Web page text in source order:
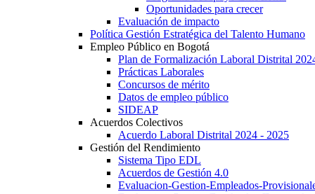
Oportunidades para crecer
Evaluación de impacto
Política Gestión Estratégica del Talento Humano
Empleo Público en Bogotá
Plan de Formalización Laboral Distrital
Prácticas Laborales
Concursos de mérito
Datos de empleo público
SIDEAP
Acuerdos Colectivos
Acuerdo Laboral Distrital 2024 - 2025
Gestión del Rendimiento
Sistema Tipo EDL
Acuerdos de Gestión 4.0
Evaluacion-Gestion-Empleados-